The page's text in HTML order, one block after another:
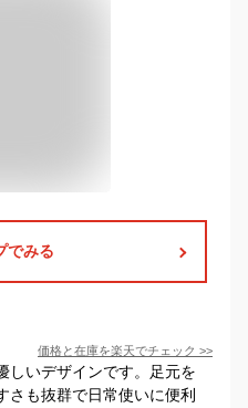
でみる
価格と在庫を楽天でチェック >>
しいデザインです。足元を
さも抜群で日常使いに便利